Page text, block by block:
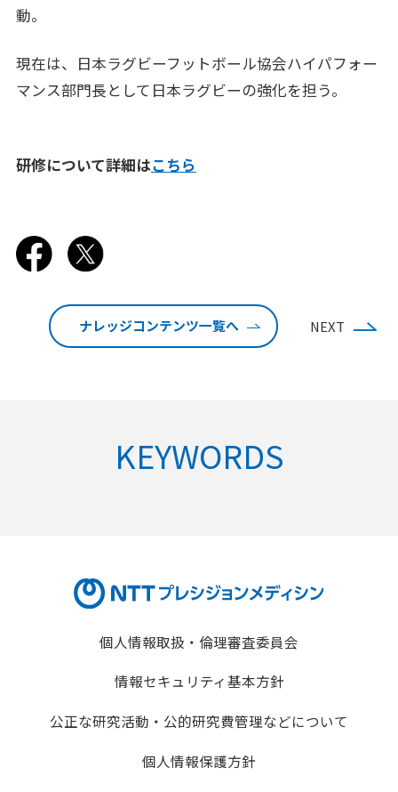
動。
現在は、日本ラグビーフットボール協会ハイパフォー
マンス部門長として日本ラグビーの強化を担う。
研修について詳細はこちら
ナレッジコンテンツ一覧へ NEXT
KEYWORDS
個人情報取扱・倫理審査委員会
情報セキュリティ基本方針
公正な研究活動・公的研究費管理などについて
個人情報保護方針